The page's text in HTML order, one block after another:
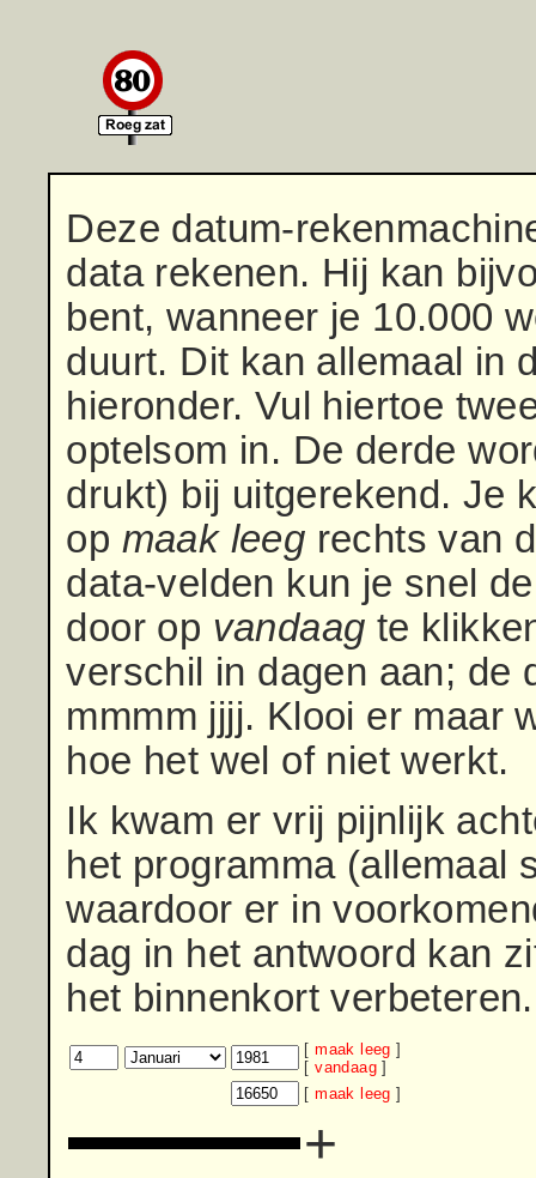
Deze datum-
data rekenen. Hij kan
bent, wanneer je 10.000
duurt. Dit kan allemaal in
hieronder. Vul hiertoe
optelsom in. De derde
drukt) bij uitgerekend. Je
op maak leeg rechts van
data-velden kun je snel
door op vandaag te
verschil in dagen aan; de
mmmm jjjj. Klooi er maar
hoe het wel of niet werkt.
Ik kwam er vrij pijnlijk
het programma (allemaal
waardoor er in
dag in het antwoord kan
het binnenkort verbeteren.
[maak leeg ]
[vandaag]
[maak leeg ]
+